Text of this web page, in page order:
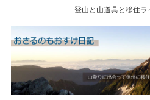
登山と山道具と移住ラ